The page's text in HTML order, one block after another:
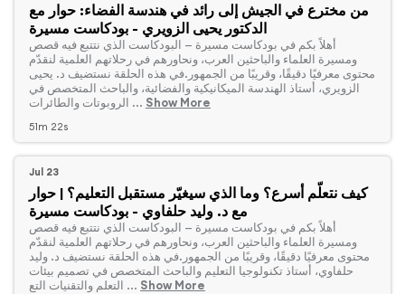
من مخترع في الجيش إلى رائد في هندسة الفضاء: حوار مع
الدكتور يحيى الزويري - بودكاست مسيرة
‏أهلاً بكم في بودكاست مسيرة — البودكاست الذي نتتبع فيه قصص
ومسيرة العلماء والباحثين العرب، ونحاورهم في رحلاتهم العلمية لنقدّم
محتوى معرفيًا دقيقًا، وقريبًا من الجمهور.في هذه الحلقة نستضيف د. يحيى
الزويري، أستاذ الهندسة الميكانيكية والفضائية، والباحث المتخصص في
الروبوتات والطائرات ... Show More
51m 22s
Jul 23
كيف نتعلّم أسرع؟ وما الذي سيغيّر مستقبل التعليم؟ | حوار
مع د. وليد حلفاوي - بودكاست مسيرة
‏أهلاً بكم في بودكاست مسيرة — البودكاست الذي نتتبع فيه قصص
ومسيرة العلماء والباحثين العرب، ونحاورهم في رحلاتهم العلمية لنقدّم
محتوى معرفيًا دقيقًا، وقريبًا من الجمهور.في هذه الحلقة نستضيف د. وليد
حلفاوي، أستاذ تكنولوجيا التعليم والباحث المتخصص في تصميم بيئات
التعلم والتقنيات التع ... Show More